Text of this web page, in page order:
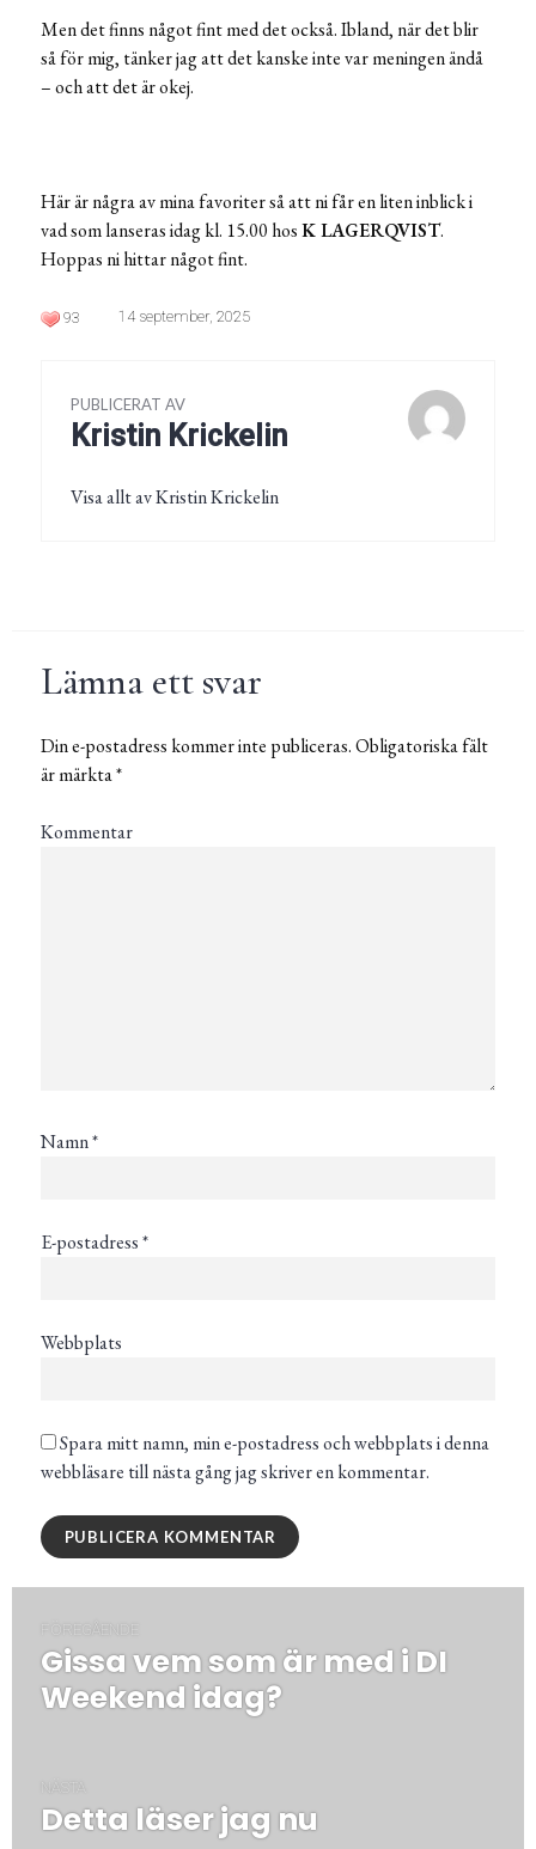
Men det finns något fint med det också. Ibland, när det blir
så för mig, tänker jag att det kanske inte var meningen ändå
– och att det är okej.
Här är några av mina favoriter så att ni får en liten inblick i
vad som lanseras idag kl. 15.00 hosK LAGERQVIST.
Hoppas ni hittar något fint.
93 14 september, 2025
PUBLICERAT AV
Kristin Krickelin
Visa allt av Kristin Krickelin
Lämna ett svar
Din e-postadress kommer inte publiceras.Obligatoriska fält
är märkta*
Kommentar
Namn*
E-postadress*
Webbplats
Spara mitt namn, min e-postadress och webbplats i denna
webbläsare till nästa gång jag skriver en kommentar.
FÖREGÅENDE
Föregående
post:
Gissa vem som är med i DI
Weekend idag?
NÄSTA
Nästa
Detta läser jag nu